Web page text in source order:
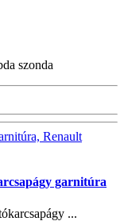
szonda
garnitúra
...